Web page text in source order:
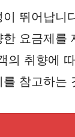
뛰어납니
요금제를
의 취향에
참고하는